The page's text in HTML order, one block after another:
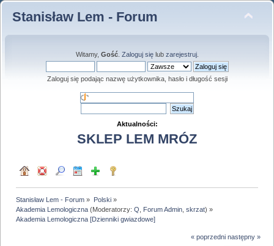
Stanisław Lem - Forum
Witamy, Gość. Zaloguj sięlub zarejestruj.
Zaloguj się podając nazwę użytkownika, hasło i długość sesji
Aktualności:
SKLEP LEM MRÓZ
Stanisław Lem - Forum » Polski»
Akademia Lemologiczna (Moderatorzy:Q Forum Admin ,skrzat) »
Akademia Lemologiczna [Dzienniki gwiazdowe]
« poprzedni następny »